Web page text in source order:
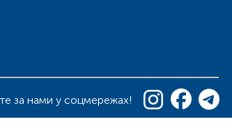
за нами у соцмережах!